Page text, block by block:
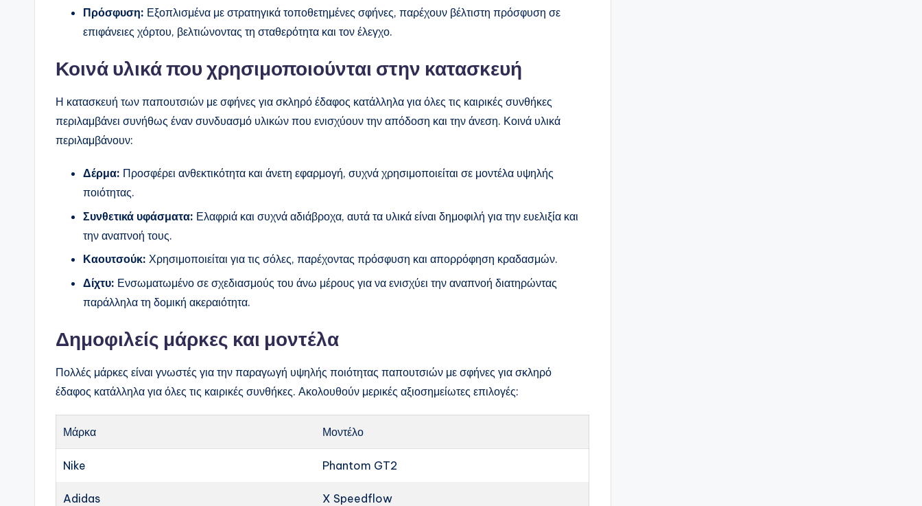
Πρόσφυση: Εξοπλισμένα με στρατηγικά τοποθετημένες σφήνες, παρέχουν βέλτιστη πρόσφυση σε
επιφάνειες χόρτου, βελτιώνοντας τη σταθερότητα και τον έλεγχο.
Κοινά υλικά που χρησιμοποιούνται στην κατασκευή
Η κατασκευή των παπουτσιών με σφήνες για σκληρό έδαφος κατάλληλα για όλες τις καιρικές συνθήκες
περιλαμβάνει συνήθως έναν συνδυασμό υλικών που ενισχύουν την απόδοση και την άνεση. Κοινά υλικά
περιλαμβάνουν:
Δέρμα: Προσφέρει ανθεκτικότητα και άνετη εφαρμογή, συχνά χρησιμοποιείται σε μοντέλα υψηλής
ποιότητας.
Συνθετικά υφάσματα: Ελαφριά και συχνά αδιάβροχα, αυτά τα υλικά είναι δημοφιλή για την ευελιξία και
την αναπνοή τους.
Καουτσούκ: Χρησιμοποιείται για τις σόλες, παρέχοντας πρόσφυση και απορρόφηση κραδασμών.
Δίχτυ: Ενσωματωμένο σε σχεδιασμούς του άνω μέρους για να ενισχύει την αναπνοή διατηρώντας
παράλληλα τη δομική ακεραιότητα.
Δημοφιλείς μάρκες και μοντέλα
Πολλές μάρκες είναι γνωστές για την παραγωγή υψηλής ποιότητας παπουτσιών με σφήνες για σκληρό
έδαφος κατάλληλα για όλες τις καιρικές συνθήκες. Ακολουθούν μερικές αξιοσημείωτες επιλογές:
Μάρκα Μοντέλο
Nike Phantom GT2
Adidas X Speedflow